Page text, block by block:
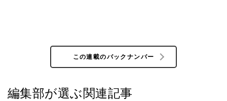
この連載のバックナンバー
編集部が選ぶ関連記事